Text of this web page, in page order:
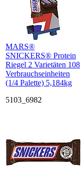
MARS®
SNICKERS® Protein
Riegel 2 Varietäten 108
Verbrauchseinheiten
(1/4 Palette) 5,184kg
5103_6982